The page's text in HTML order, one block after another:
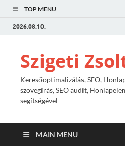
TOP MENU
2026.08.10.
Szigeti
Keresőoptimalizálás, SEO,
szövegírás, SEO audit,
segítségével
MAIN MENU